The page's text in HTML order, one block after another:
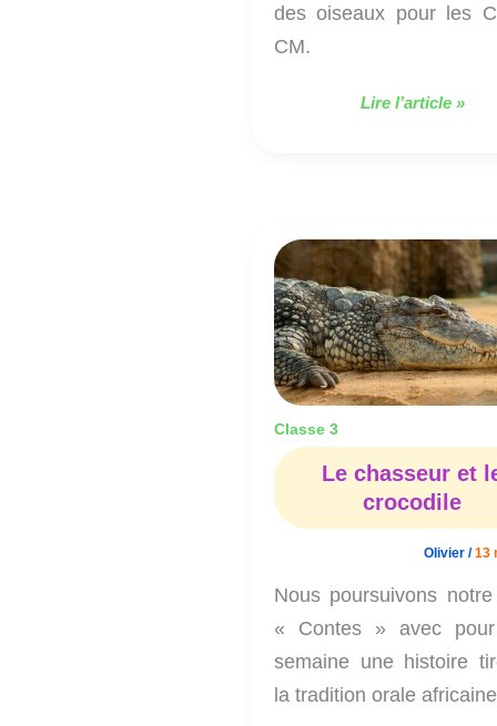
des oiseaux pour les
CM.
Lire l’article »
Classe 3
Le chasseur et
crocodile
Olivier /13
Nous poursuivons
« Contes » avec
semaine une histoire
la tradition orale
Le
chasseur
et
le
crocodile